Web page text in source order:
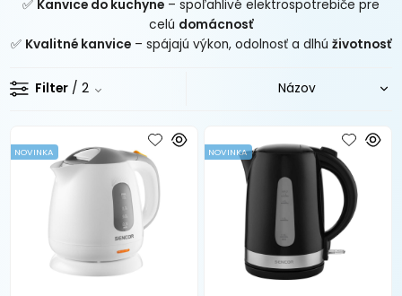
✅ Kanvice do kuchyne – spoľahlivé elektrospotrebiče pre
celú domácnosť
✅ Kvalitné kanvice – spájajú výkon, odolnosť a dlhú životnosť
Filter / 2
NOVINKA NOVINKA